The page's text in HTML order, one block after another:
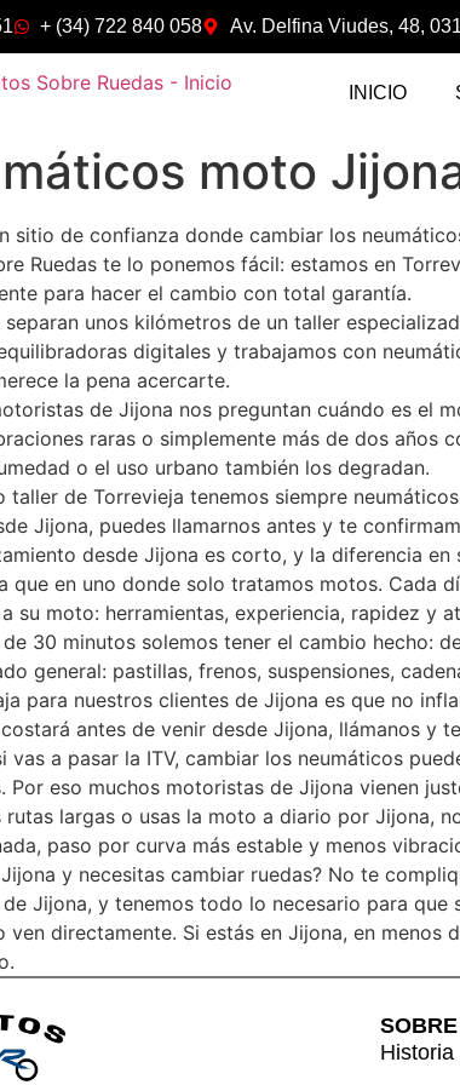
+ (34) 722 840 058 Av. Delfina Viudes, 48,
INICIO
moto
sitio de confianza donde cambiar los
Ruedas te lo ponemos fácil: estamos en
para hacer el cambio con total garantía.
separan unos kilómetros de un taller
digitales y trabajamos con
la pena acercarte.
de Jijona nos preguntan cuándo es el
raras o simplemente más de dos años
o el uso urbano también los degradan.
taller de Torrevieja tenemos siempre
Jijona, puedes llamarnos antes y te
desde Jijona es corto, y la diferencia
que en uno donde solo tratamos motos. Cada
su moto: herramientas, experiencia, rapidez y
de 30 minutos solemos tener el cambio hecho:
general: pastillas, frenos, suspensiones,
para nuestros clientes de Jijona es que no
antes de venir desde Jijona, llámanos y
vas a pasar la ITV, cambiar los neumáticos
Por eso muchos motoristas de Jijona vienen
rutas largas o usas la moto a diario por Jijona,
paso por curva más estable y menos
y necesitas cambiar ruedas? No te
Jijona, y tenemos todo lo necesario para que
ven directamente. Si estás en Jijona, en
Historia